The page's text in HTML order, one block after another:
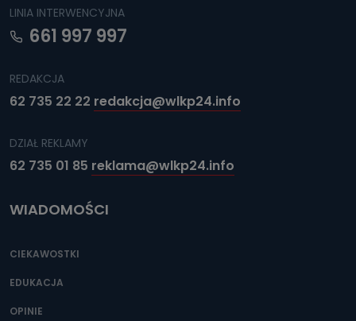
LINIA INTERWENCYJNA
661 997 997
REDAKCJA
62 735 22 22 redakcja@wlkp24.info
DZIAŁ REKLAMY
62 735 01 85 reklama@wlkp24.info
WIADOMOŚCI
CIEKAWOSTKI
EDUKACJA
OPINIE